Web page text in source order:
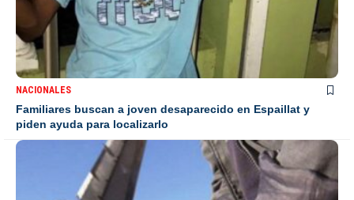
NACIONALES
Familiares buscan a joven desaparecido en Espaillat y
piden ayuda para localizarlo